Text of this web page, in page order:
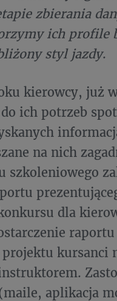
zbierania
ich profile
styl jazdy.
kierowcy, już
ich potrzeb
na nich
szkoleniowego
dla
projektu
aplikacja